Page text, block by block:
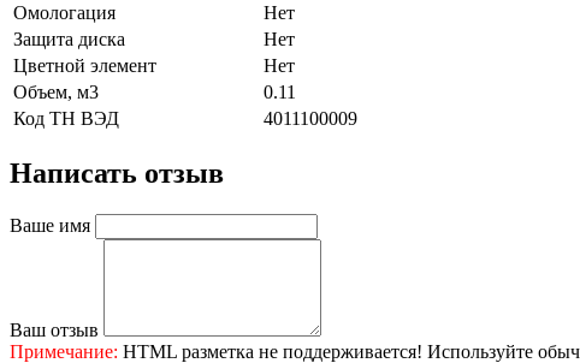
Омологация
Нет
Защита диска
Нет
Цветной элемент
Нет
Объем, м3
0.11
Код ТН ВЭД
4011100009
Написать отзыв
Ваше имя
Ваш отзыв
Примечание: HTML разметка не поддерживается! Используйте